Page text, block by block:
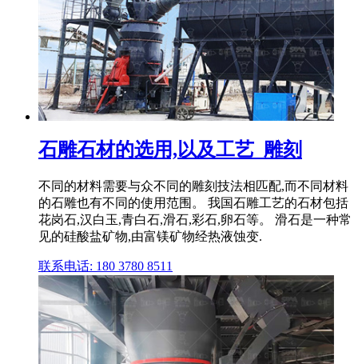
石雕石材的选用,以及工艺_雕刻
不同的材料需要与众不同的雕刻技法相匹配,而不同材料
的石雕也有不同的使用范围。 我国石雕工艺的石材包括
花岗石,汉白玉,青白石,滑石,彩石,卵石等。 滑石是一种常
见的硅酸盐矿物,由富镁矿物经热液蚀变.
联系电话: 180 3780 8511